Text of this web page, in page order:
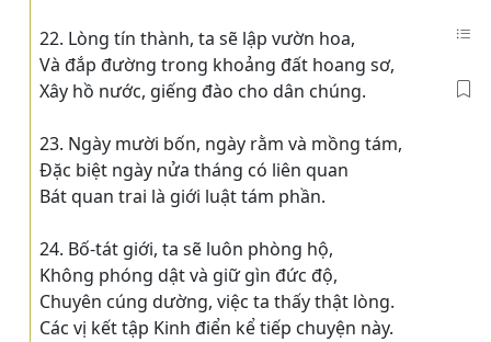
22. Lòng tín thành, ta sẽ lập vườn hoa,
Và đắp đường trong khoảng đất hoang sơ,
Xây hồ nước, giếng đào cho dân chúng.
23. Ngày mười bốn, ngày rằm và mồng tám,
Ðặc biệt ngày nửa tháng có liên quan
Bát quan trai là giới luật tám phần.
24. Bố-tát giới, ta sẽ luôn phòng hộ,
Không phóng dật và giữ gìn đức độ,
Chuyên cúng dường, việc ta thấy thật lòng.
Các vị kết tập Kinh điển kể tiếp chuyện này.